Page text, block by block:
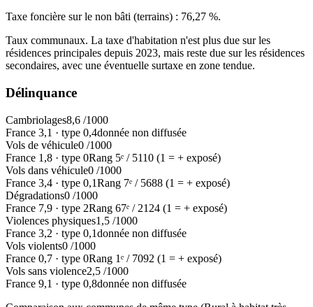
Taxe foncière sur le non bâti (terrains) : 76,27 %.
Taux communaux. La taxe d'habitation n'est plus due sur les
résidences principales depuis 2023, mais reste due sur les résidences
secondaires, avec une éventuelle surtaxe en zone tendue.
Délinquance
Cambriolages8,6 /1000
France 3,1 · type 0,4donnée non diffusée
Vols de véhicule0 /1000
France 1,8 · type 0Rang 5ᵉ / 5110 (1 = + exposé)
Vols dans véhicule0 /1000
France 3,4 · type 0,1Rang 7ᵉ / 5688 (1 = + exposé)
Dégradations0 /1000
France 7,9 · type 2Rang 67ᵉ / 2124 (1 = + exposé)
Violences physiques1,5 /1000
France 3,2 · type 0,1donnée non diffusée
Vols violents0 /1000
France 0,7 · type 0Rang 1ᵉ / 7092 (1 = + exposé)
Vols sans violence2,5 /1000
France 9,1 · type 0,8donnée non diffusée